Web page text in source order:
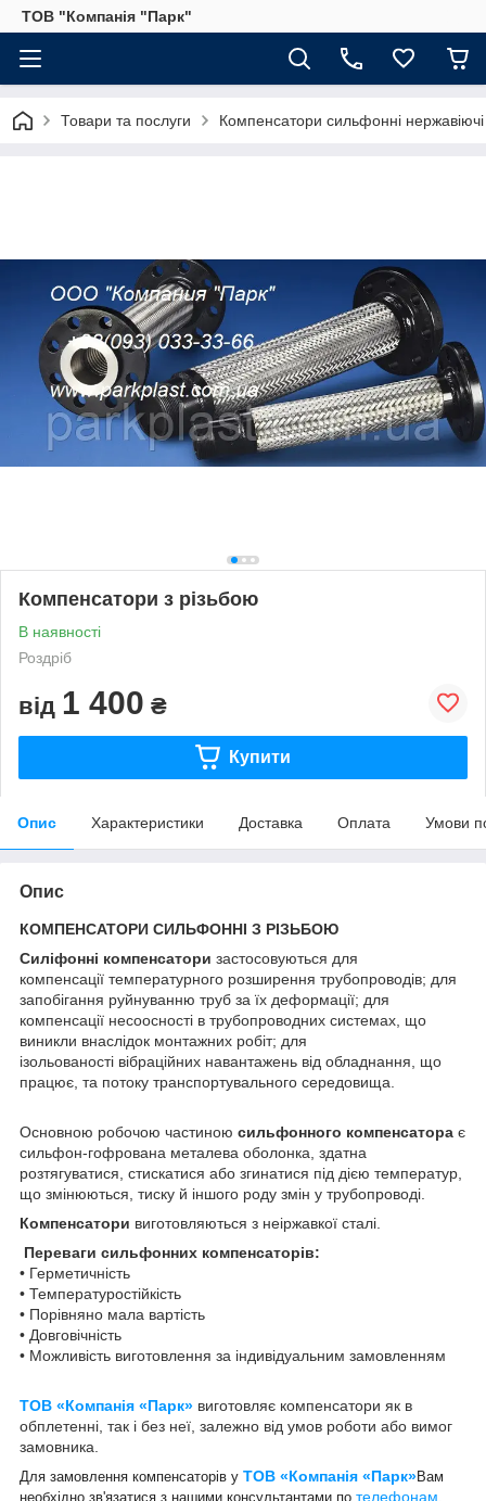
ТОВ "Компанія "Парк"
Товари та послуги Компенсатори сильфонні нержавіючі
Компенсатори з різьбою
В наявності
Роздріб
від 1 400 ₴
Купити
Опис Характеристики Доставка Оплата Умови
Опис
КОМПЕНСАТОРИ СИЛЬФОННІ З РІЗЬБОЮ
Силіфонні компенсатори застосовуються для
компенсації температурного розширення трубопроводів; для
запобігання руйнуванню труб за їх деформації; для
компенсації несоосності в трубопроводних системах, що
виникли внаслідок монтажних робіт; для
ізольованості вібраційних навантажень від обладнання, що
працює, та потоку транспортувального середовища.
Основною робочою частиною сильфонного компенсатора є
сильфон-гофрована металева оболонка, здатна
розтягуватися, стискатися або згинатися під дією температур,
що змінюються, тиску й іншого роду змін у трубопроводі.
Компенсатори виготовляються з неіржавкої сталі.
Переваги сильфонних компенсаторів:
• Герметичність
• Температуростійкість
• Порівняно мала вартість
• Довговічність
• Можливість виготовлення за індивідуальним замовленням
ТОВ «Компанія «Парк» виготовляє компенсатори як в
обплетенні, так і без неї, залежно від умов роботи або вимог
замовника.
Для замовлення компенсаторів у ТОВ «Компанія «Парк»Вам
необхідно зв'язатися з нашими консультантами по телефонам